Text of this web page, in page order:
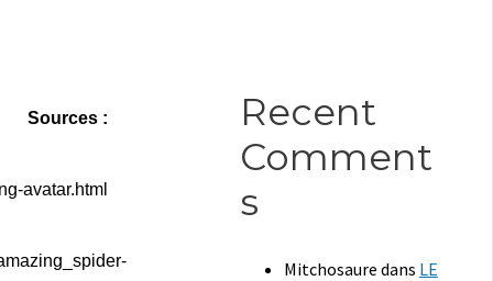
Sources :
avatar.html
Recent
Comment
s
Mitchosaure dans LE